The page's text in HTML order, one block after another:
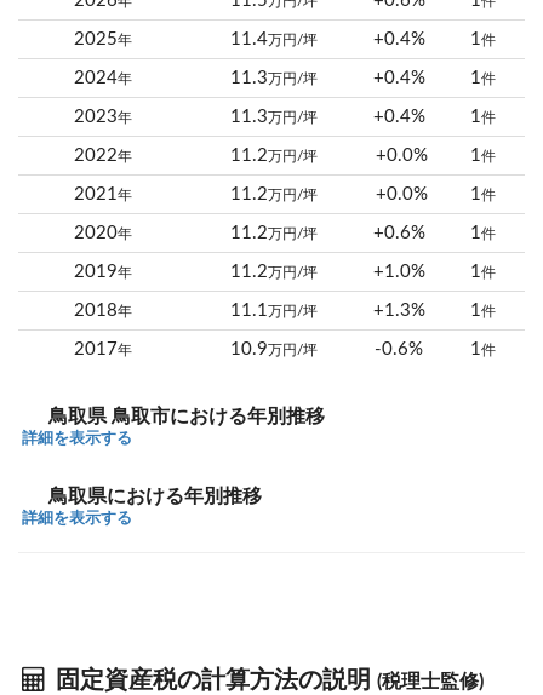
2025年 11.4 万円/坪 +0.4% 1件
2024年 11.3 万円/坪 +0.4% 1件
2023年 11.3 万円/坪 +0.4% 1件
2022年 11.2 万円/坪 +0.0% 1件
2021年 11.2 万円/坪 +0.0% 1件
2020年 11.2 万円/坪 +0.6% 1件
2019年 11.2 万円/坪 +1.0% 1件
2018年 11.1 万円/坪 +1.3% 1件
2017年 10.9 万円/坪 -0.6% 1件
鳥取県 鳥取市における年別推移
詳細を表示する
鳥取県における年別推移
詳細を表示する
固定資産税の計算方法の説明 (税理士監修)